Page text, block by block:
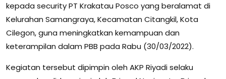
kepada security PT Krakatau Posco yang beralamat di
Kelurahan Samangraya, Kecamatan Citangkil, Kota
Cilegon, guna meningkatkan kemampuan dan
keterampilan dalam PBB pada Rabu (30/03/2022).
Kegiatan tersebut dipimpin oleh AKP Riyadi selaku